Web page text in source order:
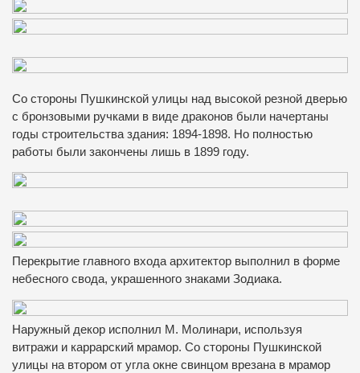
Со стороны Пушкинской улицы над высокой резной дверью
с бронзовыми ручками в виде драконов были начертаны
годы строительства здания: 1894-1898. Но полностью
работы были закончены лишь в 1899 году.
Перекрытие главного входа архитектор выполнил в форме
небесного свода, украшенного знаками Зодиака.
Наружный декор исполнил М. Молинари, используя
витражи и каррарский мрамор. Со стороны Пушкинской
улицы на втором от угла окне свинцом врезана в мрамор